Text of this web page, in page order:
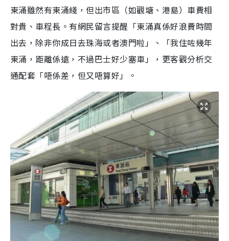
東涌雖然有東涌綫，但出市區（如觀塘、港島）車費相
對貴、車程長。有網民留言提醒「東涌真係好浪費時間
出去，除非你成日去珠海或者澳門啦」、「我住咗幾年
東涌，距離係遠，不過巴士好少塞車」，更客觀分析交
通配套「唔係差，但又唔算好」。